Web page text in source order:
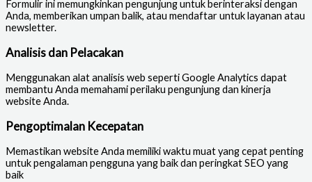
Formulir ini memungkinkan pengunjung untuk berinteraksi dengan
Anda, memberikan umpan balik, atau mendaftar untuk layanan atau
newsletter.
Analisis dan Pelacakan
Menggunakan alat analisis web seperti Google Analytics dapat
membantu Anda memahami perilaku pengunjung dan kinerja
website Anda.
Pengoptimalan Kecepatan
Memastikan website Anda memiliki waktu muat yang cepat penting
untuk pengalaman pengguna yang baik dan peringkat SEO yang
baik